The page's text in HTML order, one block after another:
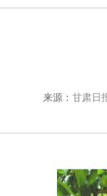
来源： 甘肃日